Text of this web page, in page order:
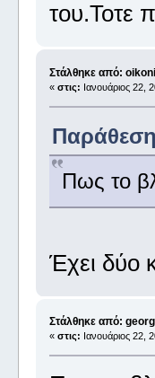
του.Τοτε
Στάλθηκε από:
« στις: Ιανουάριος 22,
Πως το
Έχει δύο
Στάλθηκε από:
« στις: Ιανουάριος 22,